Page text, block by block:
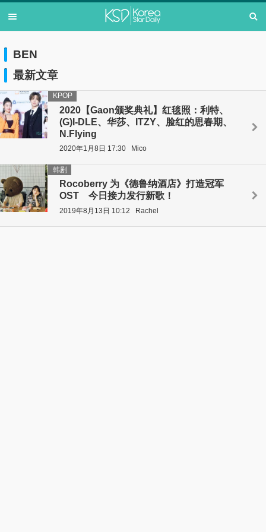
BEN
最新文章
2020【Gaon颁奖典礼】红毯照：利特、
(G)I-DLE、华莎、ITZY、脸红的思春期、
N.Flying
KPOP
2020年1月8日 17:30 Mico
Rocoberry 为《德鲁纳酒店》打造冠军
OST 今日接力发行新歌！
韩剧
2019年8月13日 10:12 Rachel